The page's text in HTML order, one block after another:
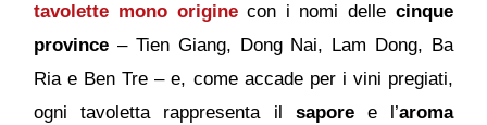
tavolette mono originecon i nomi delle cinque
province – Tien Giang, Dong Nai, Lam Dong, Ba
Ria e Ben Tre – e, come accade per i vini pregiati,
ogni tavoletta rappresenta il saporee l’aroma